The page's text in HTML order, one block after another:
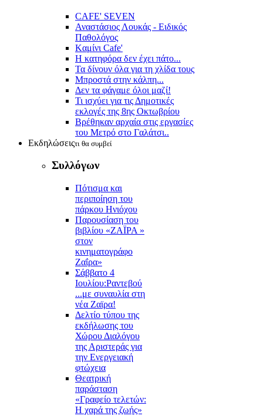
CAFE' SEVEN
Αναστάσιος Λουκάς - Ειδικός
Παθολόγος
Kαμίνι Cafe'
Η κατηφόρα δεν έχει πάτο...
Τα δίνουν όλα για τη χλίδα τους
Μπροστά στην κάλπη...
Δεν τα φάγαμε όλοι μαζί!
Τι ισχύει για τις Δημοτικές
εκλογές της 8ης Οκτωβρίου
Βρέθηκαν αρχαία στις εργασίες
του Μετρό στο Γαλάτσι..
Εκδηλώσειςτι θα συμβεί
Συλλόγων
Πότισμα και
περιποίηση του
πάρκου Ηνιόχου
Παρουσίαση του
βιβλίου «ΖΑΪΡΑ »
στον
κινηματογράφο
Ζαΐρα»
Σάββατο 4
Ιουλίου:Ραντεβού
...με συναυλία στη
νέα Ζαϊρα!
Δελτίο τύπου της
εκδήλωσης του
Χώρου Διαλόγου
της Αριστεράς για
την Ενεργειακή
φτώχεια
Θεατρική
παράσταση
«Γραφείο τελετών:
Η χαρά της ζωής»